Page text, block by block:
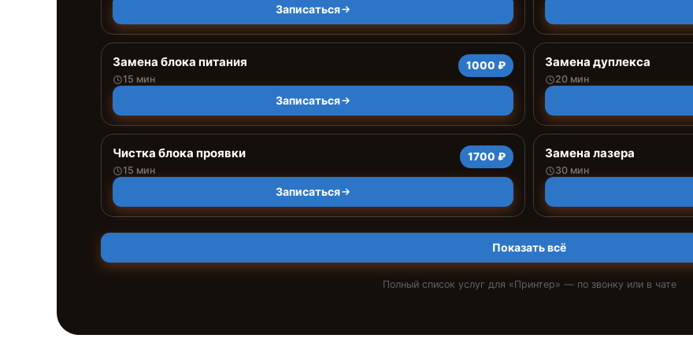
Записаться
Замена блока питания
15 мин
1000 ₽
Записаться
Замена дуплекса
20 мин
Чистка блока проявки
15 мин
1700 ₽
Записаться
Замена лазера
30 мин
Показать всё
Полный список услуг для «Принтер» — по звонку или в чате